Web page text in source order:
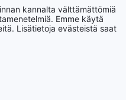
kannalta välttämättömiä
Emme käytä
Lisätietoja evästeistä saat